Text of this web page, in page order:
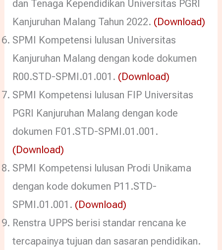
dan Tenaga Kependidikan Universitas PGRI
Kanjuruhan Malang Tahun 2022. (Download)
SPMI Kompetensi lulusan Universitas
Kanjuruhan Malang dengan kode dokumen
R00.STD-SPMI.01.001. (Download)
SPMI Kompetensi lulusan FIP Universitas
PGRI Kanjuruhan Malang dengan kode
dokumen F01.STD-SPMI.01.001.
(Download)
SPMI Kompetensi lulusan Prodi Unikama
dengan kode dokumen P11.STD-
SPMI.01.001. (Download)
Renstra UPPS berisi standar rencana ke
tercapainya tujuan dan sasaran pendidikan.